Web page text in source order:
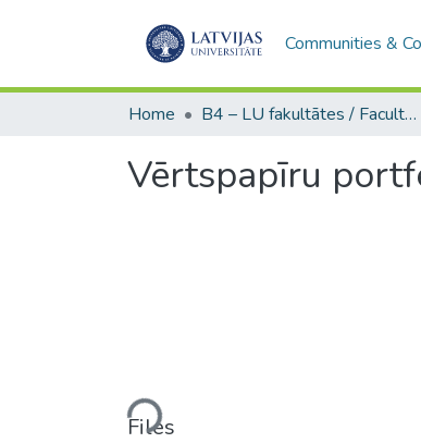
Communities &
Home B4 – LU fakultātes / Faculties of the UL
Vērtspapīru
Loading...
Files